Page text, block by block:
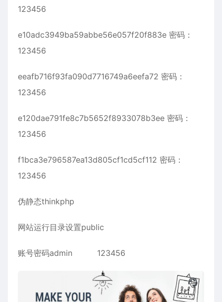
123456
e10adc3949ba59abbe56e057f20f883e 密码：
123456
eeafb716f93fa090d7716749a6eefa72 密码：
123456
e120dae791fe8c7b5652f8933078b3ee 密码：
123456
f1bca3e796587ea13d805cf1cd5cf112 密码：
123456
伪静态thinkphp
网站运行目录设置public
账号密码admin 123456